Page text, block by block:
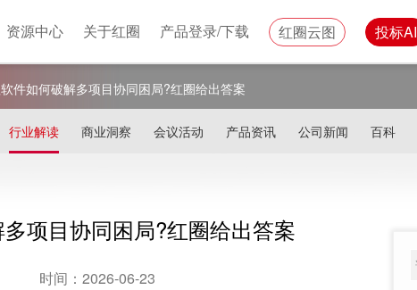
资源中心 关于红圈 产品登录/下载 红圈云图 投标AI
件如何破解多项目协同困局?红圈给出答案
行业解读 商业洞察 会议活动 产品资讯 公司新闻 百科
项目协同困局?红圈给出答案
时间：2026-06-23